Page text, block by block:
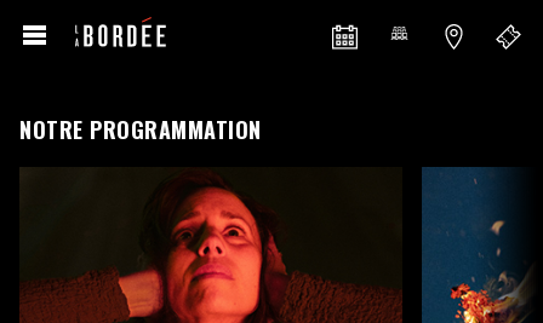
NOTRE PROGRAMMATION